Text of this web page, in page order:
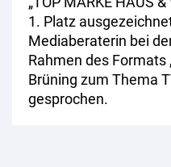
1. Platz
Mediaberaterin bei
Rahmen des Formats
Brüning zum Thema
gesprochen.